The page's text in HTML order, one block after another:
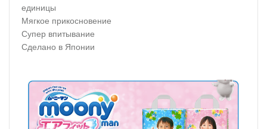
единицы
Мягкое прикосновение
Супер впитывание
Сделано в Японии